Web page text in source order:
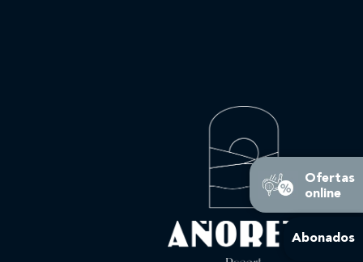
Ofertas
online
Abonados